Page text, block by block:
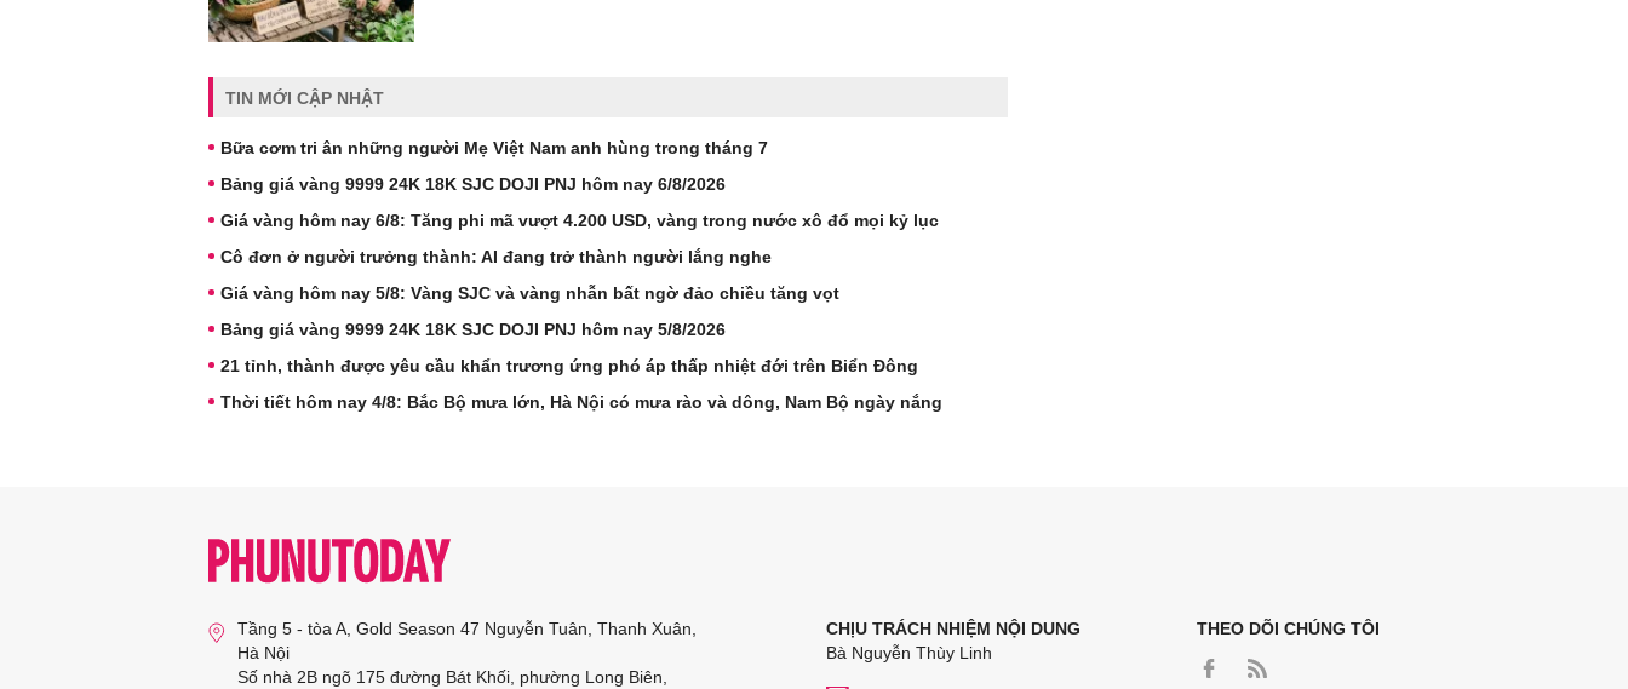
TIN MỚI CẬP NHẬT
Bữa cơm tri ân những người Mẹ Việt Nam anh hùng trong tháng 7
Bảng giá vàng 9999 24K 18K SJC DOJI PNJ hôm nay 6/8/2026
Giá vàng hôm nay 6/8: Tăng phi mã vượt 4.200 USD, vàng trong nước xô đổ mọi kỷ lục
Cô đơn ở người trưởng thành: AI đang trở thành người lắng nghe
Giá vàng hôm nay 5/8: Vàng SJC và vàng nhẫn bất ngờ đảo chiều tăng vọt
Bảng giá vàng 9999 24K 18K SJC DOJI PNJ hôm nay 5/8/2026
21 tỉnh, thành được yêu cầu khẩn trương ứng phó áp thấp nhiệt đới trên Biển Đông
Thời tiết hôm nay 4/8: Bắc Bộ mưa lớn, Hà Nội có mưa rào và dông, Nam Bộ ngày nắng
Tầng 5 - tòa A, Gold Season 47 Nguyễn Tuân, Thanh Xuân,
Hà Nội
Số nhà 2B ngõ 175 đường Bát Khối, phường Long Biên,
CHỊU TRÁCH NHIỆM NỘI DUNG
Bà Nguyễn Thùy Linh
THEO DÕI CHÚNG TÔI